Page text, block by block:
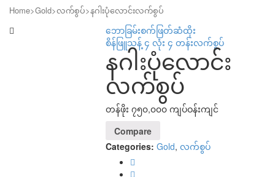
Home>Gold>လက်စွပ်>နဂါးပုံလောင်းလက်စွပ်
ဘောခြမ်းစက်ဖြတ်ဆံထိုး
စိန်ဖြူသန့် ၄ လုံး ၄ တန်းလက်စွပ်
နဂါးပုံလောင်း
လက်စွပ်
တန်ဖိုး ၇၅၀,၀၀၀ ကျပ်ဝန်းကျင်
Compare
Categories: Gold, လက်စွပ်